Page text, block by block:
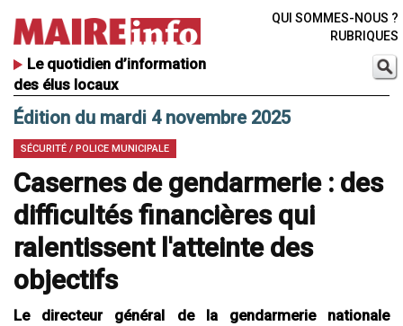
Le quotidien d’information
des élus locaux
QUI SOMMES-NOUS ?
RUBRIQUES
Édition du mardi 4 novembre 2025
SÉCURITÉ / POLICE MUNICIPALE
Casernes de gendarmerie : des
difficultés financières qui
ralentissent l'atteinte des
objectifs
Le directeur général de la gendarmerie nationale